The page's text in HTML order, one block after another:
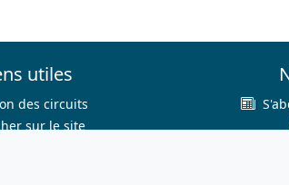
utiles
des circuits
sur le site